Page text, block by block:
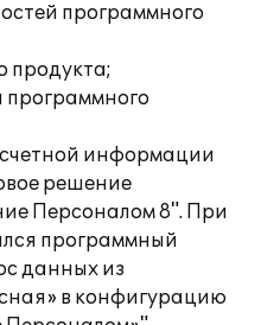
программного
продукта;
программного
информации
решение
Персоналом 8". При
программный
данных из
в конфигурацию